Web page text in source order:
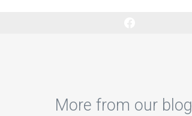
More from our blog